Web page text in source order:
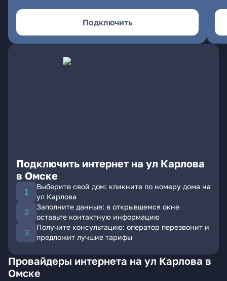
Подключить
Подключить интернет на ул Карлова
в Омске
Выберите свой дом: кликните по номеру дома на
ул Карлова
Заполните данные: в открывшемся окне
оставьте контактную информацию
Получите консультацию: оператор перезвонит и
предложит лучшие тарифы
Провайдеры интернета на ул Карлова в
Омске